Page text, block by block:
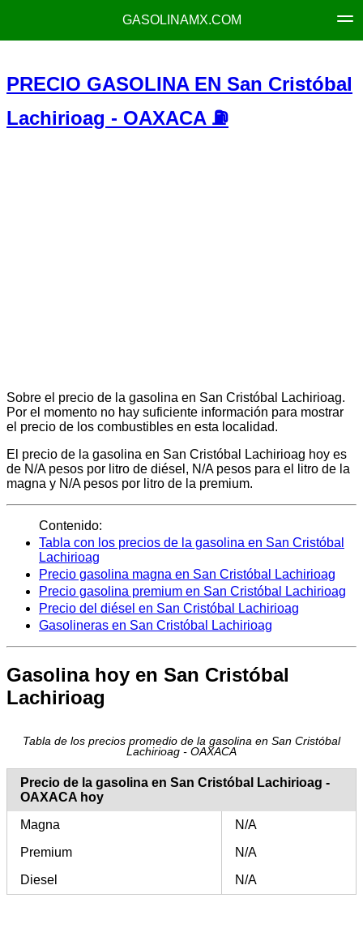
GASOLINAMX.COM
PRECIO GASOLINA EN San Cristóbal
Lachirioag - OAXACA ⛽
Sobre el precio de la gasolina en San Cristóbal Lachirioag.
Por el momento no hay suficiente información para mostrar
el precio de los combustibles en esta localidad.
El precio de la gasolina en San Cristóbal Lachirioag hoy es
de N/A pesos por litro de diésel, N/A pesos para el litro de la
magna y N/A pesos por litro de la premium.
Contenido:
Tabla con los precios de la gasolina en San Cristóbal
Lachirioag
Precio gasolina magna en San Cristóbal Lachirioag
Precio gasolina premium en San Cristóbal Lachirioag
Precio del diésel en San Cristóbal Lachirioag
Gasolineras en San Cristóbal Lachirioag
Gasolina hoy en San Cristóbal
Lachirioag
Tabla de los precios promedio de la gasolina en San Cristóbal
Lachirioag - OAXACA
Precio de la gasolina en San Cristóbal Lachirioag -
OAXACA hoy
Magna
N/A
Premium
N/A
Diesel
N/A